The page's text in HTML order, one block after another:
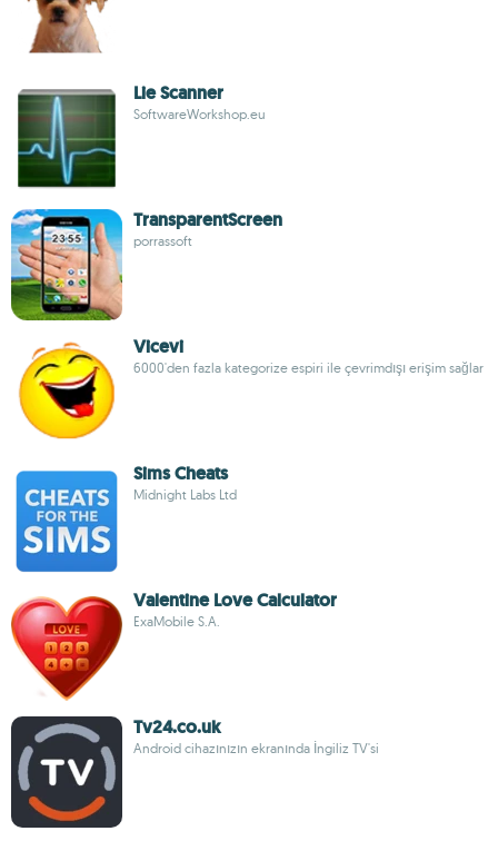
Lie Scanner
SoftwareWorkshop.eu
TransparentScreen
porrassoft
Vicevi
6000'den fazla kategorize espiri ile çevrimdışı erişim sağlar
Sims Cheats
Midnight Labs Ltd
Valentine Love Calculator
ExaMobile S.A.
Tv24.co.uk
Android cihazınızın ekranında İngiliz TV'si